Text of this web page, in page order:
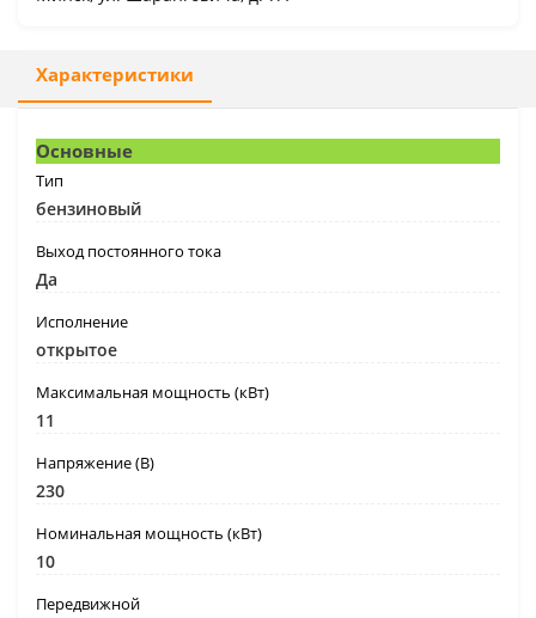
Характеристики
Основные
Тип
бензиновый
Выход постоянного тока
Да
Исполнение
открытое
Максимальная мощность (кВт)
11
Напряжение (В)
230
Номинальная мощность (кВт)
10
Передвижной